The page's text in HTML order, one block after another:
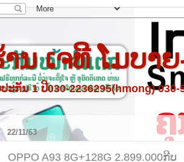
ນ ເຈທີ ໂມບາ
ະກັນ 1 ປີ030-2236295(hmong) 030-
22/11/63
OPPO A93 8G+128G 2.899.000ກີບ